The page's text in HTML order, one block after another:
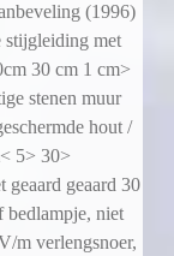
(1996)
stijgleiding met
30 cm 1 cm>
stenen muur
hout /
5> 30>
geaard 30
niet
m verlengsnoer,